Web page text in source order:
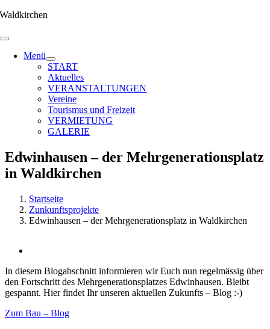
Zum
springen
Waldkirchen
Menü
START
Aktuelles
VERANSTALTUNGEN
Vereine
Tourismus und Freizeit
VERMIETUNG
GALERIE
Edwinhausen – der Mehrgenerationsplatz
in Waldkirchen
Startseite
Zunkunftsprojekte
Edwinhausen – der Mehrgenerationsplatz in Waldkirchen
Bild
In diesem Blogabschnitt informieren wir Euch nun regelmässig über
den Fortschritt des Mehrgenerationsplatzes Edwinhausen. Bleibt
gespannt. Hier findet Ihr unseren aktuellen Zukunfts – Blog :-)
Zum Bau – Blog